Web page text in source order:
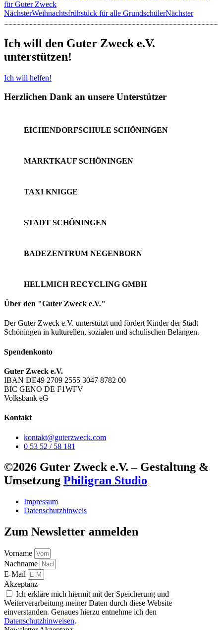
für Guter Zweck
NächsterWeihnachtsfrühstück für alle GrundschülerNächster
Ich will den Guter Zweck e.V.
unterstützen!
Ich will helfen!
Herzlichen Dank an unsere Unterstützer
EICHENDORFSCHULE SCHÖNINGEN
MARKTKAUF SCHÖNINGEN
TAXI KNIGGE
STADT SCHÖNINGEN
BADEZENTRUM NEGENBORN
HELLMICH RECYCLING GMBH
Über den "Guter Zweck e.V."
Der Guter Zweck e.V. unterstützt und fördert Kinder der Stadt
Schöningen in kulturellen, sozialen und schulischen Belangen.
Spendenkonto
Guter Zweck e.V.
IBAN DE49 2709 2555 3047 8782 00
BIC GENO DE F1WFV
Volksbank eG
Kontakt
kontakt@guterzweck.com
0 53 52 / 58 181
©2026 Guter Zweck e.V. – Gestaltung &
Umsetzung Philigran Studio
Impressum
Datenschutzhinweis
Zum Newsletter anmelden
Vorname
Nachname
E-Mail
Akzeptanz
Ich erkläre mich hiermit mit der Speicherung und
Weiterverarbeitung meiner Daten durch diese Website
einverstanden. Genaues hierzu entnehme ich den
Datenschutzhinweisen.